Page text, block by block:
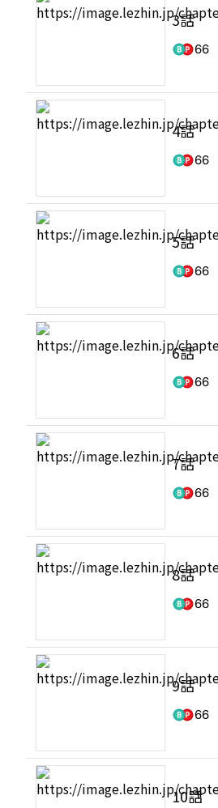
3話
66
4話
66
5話
66
6話
66
7話
66
8話
66
9話
66
10話